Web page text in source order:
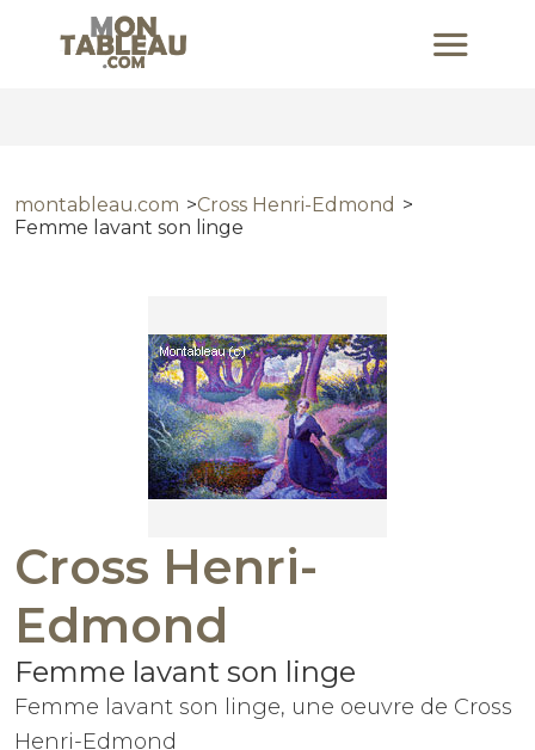
montableau.com
Cross Henri-Edmond
Femme lavant son linge
Cross Henri-
Edmond
Femme lavant son linge
Femme lavant son linge, une oeuvre de Cross
Henri-Edmond